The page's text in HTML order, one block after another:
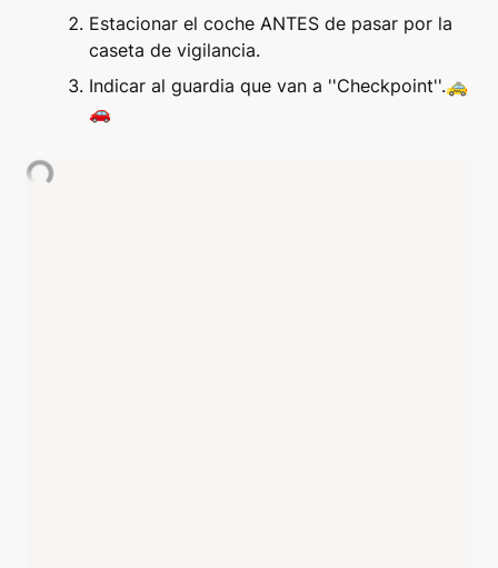
Estacionar el coche ANTES de pasar por la
caseta de vigilancia.
Indicar al guardia que van a ''Checkpoint''.🚕
🚗